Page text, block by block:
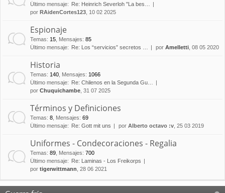
Último mensaje:
Re: Heinrich Severloh "La bes…
por RAidenCortes123 , 10 02 2025
Espionaje
Temas: 15 Mensajes: 85
Último mensaje:
Re: Los “servicios” secretos … por Amelletti , 08 05 2020
Historia
Temas: 140 Mensajes: 1066
Último mensaje:
Re: Chilenos en la Segunda Gu…
por Chuquichambe , 31 07 2025
Términos y Definiciones
Temas: 8 Mensajes: 69
Último mensaje:
Re: Gott mit uns por Alberto octavo :v , 25 03 2019
Uniformes - Condecoraciones - Regalia
Temas: 89 Mensajes: 700
Último mensaje:
Re: Laminas - Los Freikorps
por tigerwittmann , 28 06 2021